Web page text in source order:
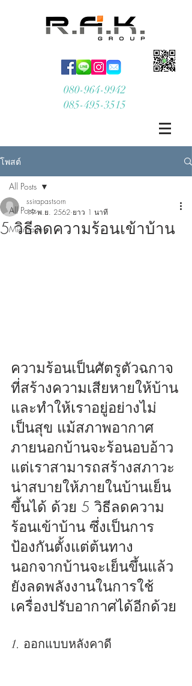
080-964-9942
085-495-3515
โพสต์
All Posts
Micropile
All Posts
5 วิธีลดความร้อนเข้าบ้าน
ssirapastsorn
19 พ.ย. 2562 ยาว 1 นาที
ความร้อนเป็นศัตรูตัวฉกาจ
ที่สร้างความเสียหายให้บ้าน
และทำให้เราอยู่อย่างไม่
เป็นสุข แม้สภาพอากาศ
ภายนอกบ้านจะร้อนอบอ้าว
แต่เราสามารถสร้างสภาวะ
น่าสบายให้ภายในบ้านเย็น
ขึ้นได้ ด้วย 5 วิธีลดความ
ร้อนเข้าบ้าน ซึ่งเป็นการ
ป้องกันตั้งแต่ต้นทาง
นอกจากบ้านจะเย็นขึ้นแล้ว
ยังลดพลังงานในการใช้
เครื่องปรับอากาศได้อีกด้วย
1. ออกแบบหลังคาดี